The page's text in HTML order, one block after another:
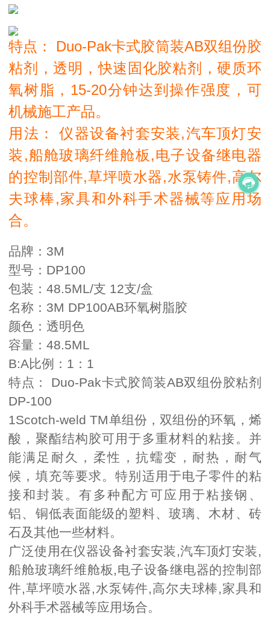
特点： Duo-Pak卡式胶筒装AB双组份胶
粘剂，透明，快速固化胶粘剂，硬质环
氧树脂，15-20分钟达到操作强度，可
机械施工产品。
用法： 仪器设备衬套安装,汽车顶灯安
装,船舱玻璃纤维舱板,电子设备继电器
的控制部件,草坪喷水器,水泵铸件,高尔
夫球棒,家具和外科手术器械等应用场
合。
品牌：3M
型号：DP100
包装：48.5ML/支 12支/盒
名称：3M DP100AB环氧树脂胶
颜色：透明色
容量：48.5ML
B:A比例：1：1
特点： Duo-Pak卡式胶筒装AB双组份胶粘剂
DP-100
1Scotch-weld TM单组份，双组份的环氧，烯
酸，聚酯结构胶可用于多重材料的粘接。并
能满足耐久，柔性，抗蠕变，耐热，耐气
候，填充等要求。特别适用于电子零件的粘
接和封装。有多种配方可应用于粘接钢、
铝、铜低表面能级的塑料、玻璃、木材、砖
石及其他一些材料。
广泛使用在仪器设备衬套安装,汽车顶灯安装,
船舱玻璃纤维舱板,电子设备继电器的控制部
件,草坪喷水器,水泵铸件,高尔夫球棒,家具和
外科手术器械等应用场合。